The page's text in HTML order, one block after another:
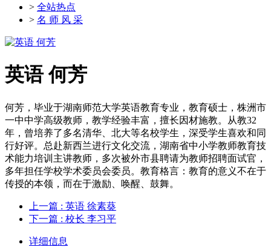
> 全站热点
> 名 师 风 采
英语 何芳
何芳，毕业于湖南师范大学英语教育专业，教育硕士，株洲市
一中中学高级教师，教学经验丰富，擅长因材施教。从教32
年，曾培养了多名清华、北大等名校学生，深受学生喜欢和同
行好评。总赴新西兰进行文化交流，湖南省中小学教师教育技
术能力培训主讲教师，多次被外市县聘请为教师招聘面试官，
多年担任学校学术委员会委员。教育格言：教育的意义不在于
传授的本领，而在于激励、唤醒、鼓舞。
上一篇 : 英语 徐素葵
下一篇 : 校长 李习平
详细信息